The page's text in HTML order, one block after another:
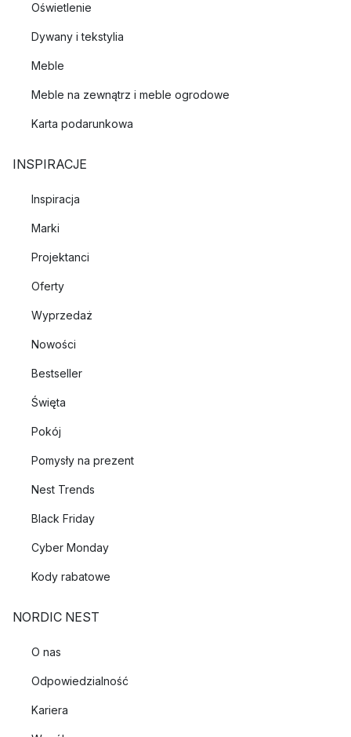
Oświetlenie
Dywany i tekstylia
Meble
Meble na zewnątrz i meble ogrodowe
Karta podarunkowa
INSPIRACJE
Inspiracja
Marki
Projektanci
Oferty
Wyprzedaż
Nowości
Bestseller
Święta
Pokój
Pomysły na prezent
Nest Trends
Black Friday
Cyber Monday
Kody rabatowe
NORDIC NEST
O nas
Odpowiedzialność
Kariera